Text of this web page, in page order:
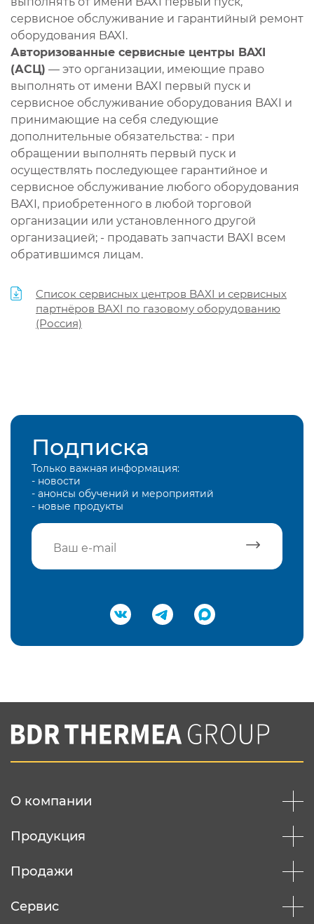
сервисное обслуживание и гарантийный ремонт
оборудования BAXI.
Авторизованные сервисные центры BAXI
(АСЦ) — это организации, имеющие право
выполнять от имени BAXI первый пуск и
сервисное обслуживание оборудования BAXI и
принимающие на себя следующие
дополнительные обязательства: - при
обращении выполнять первый пуск и
осуществлять последующее гарантийное и
сервисное обслуживание любого оборудования
BAXI, приобретенного в любой торговой
организации или установленного другой
организацией; - продавать запчасти BAXI всем
обратившимся лицам.
Список сервисных центров BAXI и сервисных
партнёров BAXI по газовому оборудованию
(Россия)
Подписка
Только важная информация:
- новости
- анонсы обучений и мероприятий
- новые продукты
Подтвердить e-mail
Вы соглашаетесь с нашей политикой
конфеденциальности
О компании
Продукция
Продажи
Сервис